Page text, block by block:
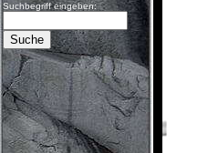
Suchbegriff eingeben: